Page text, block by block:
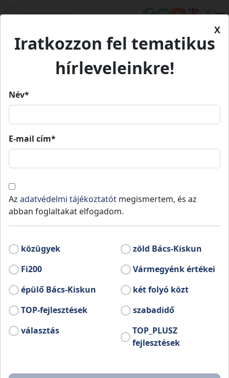
Kezdőlap
Hírek
VIDEÓ
Kiskunhalas Közzétéve: 2024-09-05
Grammja az aranynál is drágább,
leheletfinom cérnával és szinte láthatatlan
tűvel varrják, készítésének titkát pedig csak a
beavatottak ismeri.
X
Iratkozzon fel tematikus
hírleveleinkre!
Név*
E-mail cím*
Az adatvédelmi tájékoztatót megismertem, és az
abban foglaltakat elfogadom.
közügyek
zöld Bács-Kiskun
Fi200
Vármegyénk értékei
épülő Bács-Kiskun
két folyó közt
TOP-fejlesztések
szabadidő
választás
TOP_PLUSZ
fejlesztések